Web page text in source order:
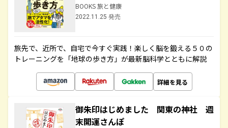
BOOKS 旅と健康
2022.11.25 発売
旅先で、近所で、自宅で今すぐ実践！楽しく脳を鍛える５０の
トレーニングを「地球の歩き方」が最新脳科学とともに解説
詳細を見る
御朱印はじめました 関東の神社 週
末開運さんぽ